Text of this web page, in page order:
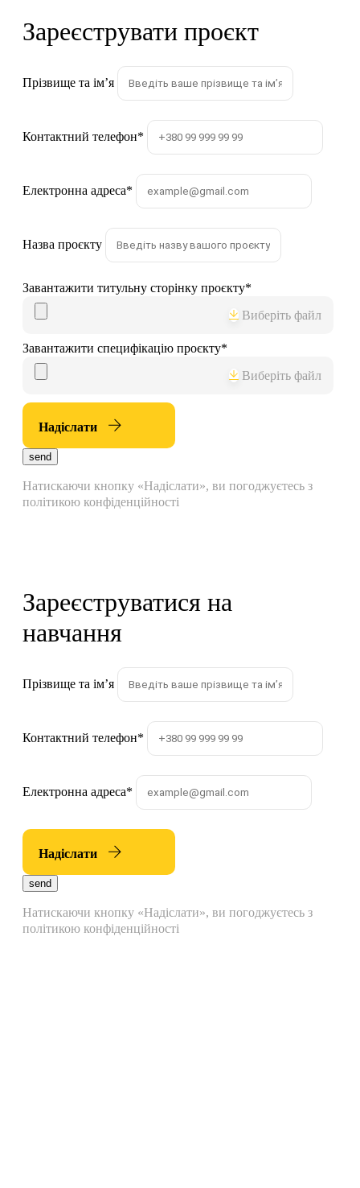
Зареєструвати проєкт
Прізвище та імʼя
Контактний телефон*
Електронна адреса*
Назва проєкту
Завантажити титульну сторінку проєкту*
Виберіть файл
Завантажити специфікацію проєкту*
Виберіть файл
Надіслати
send
Натискаючи кнопку «Надіслати», ви погоджуєтесь з
політикою конфіденційності
Зареєструватися на
навчання
Прізвище та імʼя
Контактний телефон*
Електронна адреса*
Надіслати
send
Натискаючи кнопку «Надіслати», ви погоджуєтесь з
політикою конфіденційності